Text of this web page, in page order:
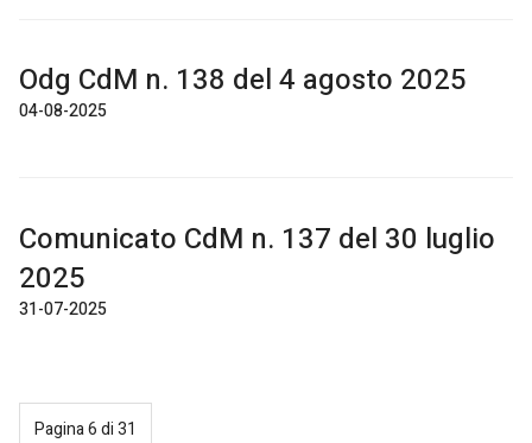
Odg CdM n. 138 del 4 agosto 2025
04-08-2025
Comunicato CdM n. 137 del 30 luglio
2025
31-07-2025
Pagina 6 di 31